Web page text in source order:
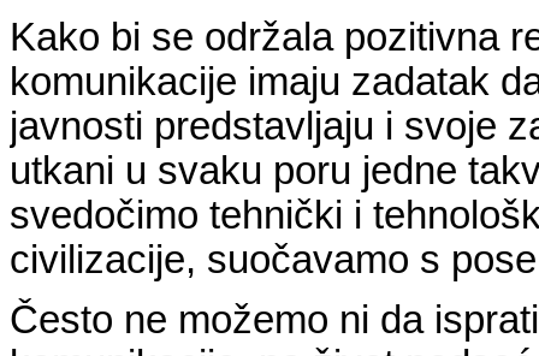
Kako bi se održala pozitivna
komunikacije imaju zadatak
javnosti predstavljaju i svoje
utkani u svaku poru jedne
svedočimo tehnički i
civilizacije, suočavamo s
Često ne možemo ni da